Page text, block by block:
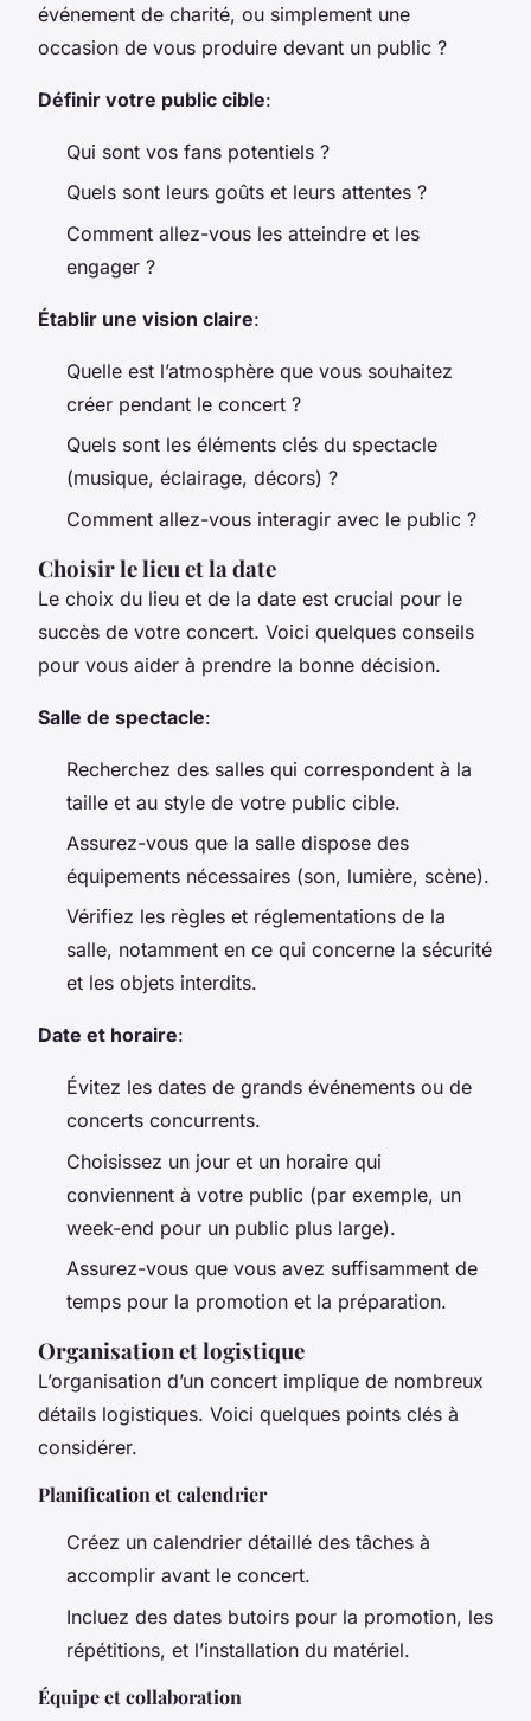
événement de charité, ou simplement une
occasion de vous produire devant un public ?
Définir votre public cible:
Qui sont vos fans potentiels ?
Quels sont leurs goûts et leurs attentes ?
Comment allez-vous les atteindre et les
engager ?
Établir une vision claire:
Quelle est l’atmosphère que vous souhaitez
créer pendant le concert ?
Quels sont les éléments clés du spectacle
(musique, éclairage, décors) ?
Comment allez-vous interagir avec le public ?
Choisir le lieu et la date
Le choix du lieu et de la date est crucial pour le
succès de votre concert. Voici quelques conseils
pour vous aider à prendre la bonne décision.
Salle de spectacle:
Recherchez des salles qui correspondent à la
taille et au style de votre public cible.
Assurez-vous que la salle dispose des
équipements nécessaires (son, lumière, scène).
Vérifiez les règles et réglementations de la
salle, notamment en ce qui concerne la sécurité
et les objets interdits.
Date et horaire:
Évitez les dates de grands événements ou de
concerts concurrents.
Choisissez un jour et un horaire qui
conviennent à votre public (par exemple, un
week-end pour un public plus large).
Assurez-vous que vous avez suffisamment de
temps pour la promotion et la préparation.
Organisation et logistique
L’organisation d’un concert implique de nombreux
détails logistiques. Voici quelques points clés à
considérer.
Planification et calendrier
Créez un calendrier détaillé des tâches à
accomplir avant le concert.
Incluez des dates butoirs pour la promotion, les
répétitions, et l’installation du matériel.
Équipe et collaboration